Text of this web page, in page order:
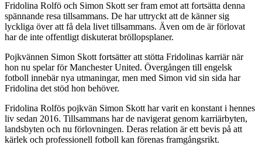
Fridolina Rolfö och Simon Skott ser fram emot att fortsätta denna
spännande resa tillsammans. De har uttryckt att de känner sig
lyckliga över att få dela livet tillsammans. Även om de är förlovat
har de inte offentligt diskuterat bröllopsplaner.
Pojkvännen Simon Skott fortsätter att stötta Fridolinas karriär när
hon nu spelar för Manchester United. Övergången till engelsk
fotboll innebär nya utmaningar, men med Simon vid sin sida har
Fridolina det stöd hon behöver.
Fridolina Rolfös pojkvän Simon Skott har varit en konstant i hennes
liv sedan 2016. Tillsammans har de navigerat genom karriärbyten,
landsbyten och nu förlovningen. Deras relation är ett bevis på att
kärlek och professionell fotboll kan förenas framgångsrikt.